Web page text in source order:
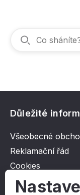
Důležité
Všeobecné
Reklamační řád
Cookies
Ochrana